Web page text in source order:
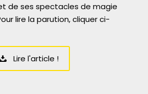
de ses spectacles de magie
lire la parution, cliquer ci-
Lire l'article !